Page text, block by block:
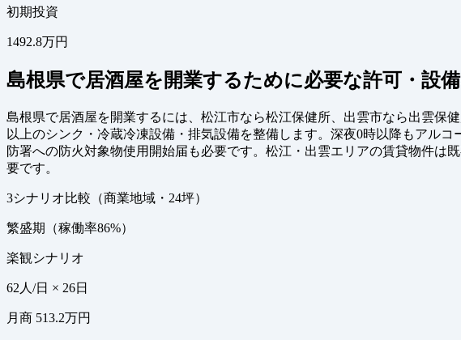
初期投資
1492.8万円
島根県で居酒屋を開業するために必要な許可・設
島根県で居酒屋を開業するには、松江市なら松江保健所、出雲市なら出雲保
以上のシンク・冷蔵冷凍設備・排気設備を整備します。深夜0時以降もアル
防署への防火対象物使用開始届も必要です。松江・出雲エリアの賃貸物件は
要です。
3シナリオ比較（商業地域・24坪）
繁盛期（稼働率86%）
楽観シナリオ
62人/日 × 26日
月商 513.2万円